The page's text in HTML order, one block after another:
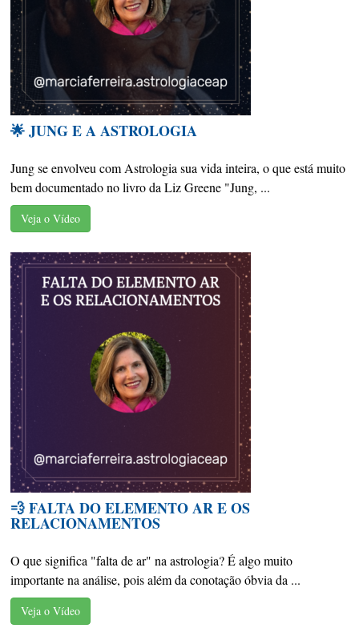
🌟 JUNG E A ASTROLOGIA
Jung se envolveu com Astrologia sua vida inteira, o que está muito
bem documentado no livro da Liz Greene "Jung, ...
Veja o Vídeo
💨 FALTA DO ELEMENTO AR E OS
RELACIONAMENTOS
O que significa "falta de ar" na astrologia? É algo muito
importante na análise, pois além da conotação óbvia da ...
Veja o Vídeo